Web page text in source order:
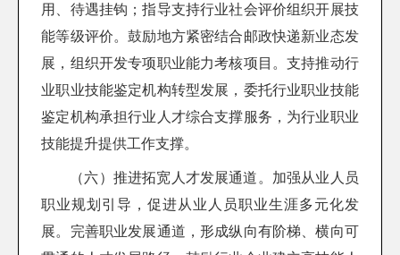
用、待遇挂钩；指导支持行业社会评价组织开展技
能等级评价。鼓励地方紧密结合邮政快递新业态发
展，组织开发专项职业能力考核项目。支持推动行
业职业技能鉴定机构转型发展，委托行业职业技能
鉴定机构承担行业人才综合支撑服务，为行业职业
技能提升提供工作支撑。
（六）推进拓宽人才发展通道。加强从业人员
职业规划引导，促进从业人员职业生涯多元化发
展。完善职业发展通道，形成纵向有阶梯、横向可